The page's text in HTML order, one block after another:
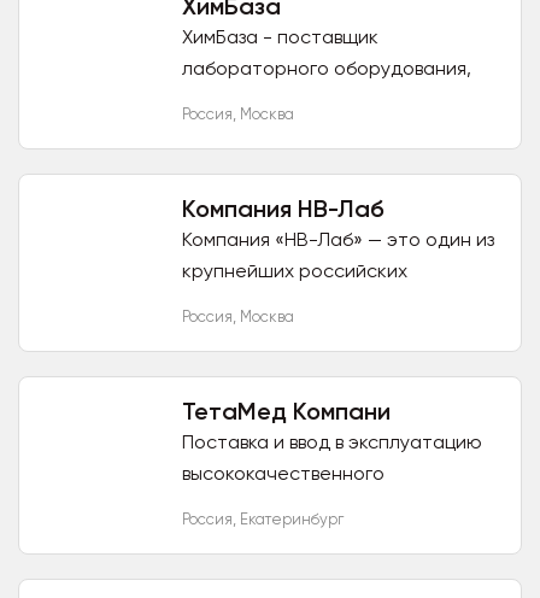
ХимБаза
ХимБаза - поставщик
лабораторного оборудования,
Россия, Москва
Компания НВ-Лаб
Компания «НВ-Лаб» — это один из
крупнейших российских
Россия, Москва
ТетаМед Компани
Поставка и ввод в эксплуатацию
высококачественного
ультразвуковая, лучевая,
Россия, Екатеринбург